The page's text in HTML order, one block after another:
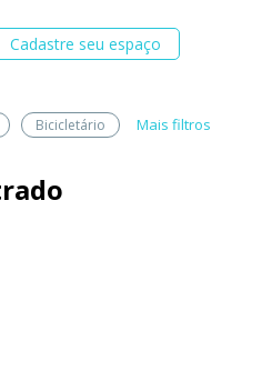
Cadastre seu espaço
Bicicletário Mais filtros